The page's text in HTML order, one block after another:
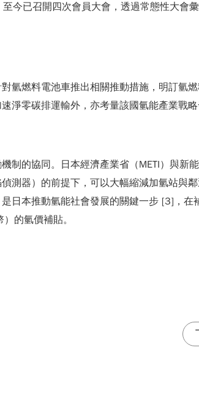
今已召開四次會員大會，透過常態性大會
氫燃料電池車推出相關推動措施，明訂氫
淨零碳排運輸外，亦考量該國氫能產業戰略
制的協同。日本經濟產業省（METI）與新
測器）的前提下，可以大幅縮減加氫站與
日本推動氫能社會發展的關鍵一步 [3]，
的氫價補貼。